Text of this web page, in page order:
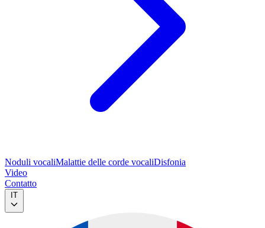
Noduli vocaliMalattie delle corde vocaliDisfonia
Video
Contatto